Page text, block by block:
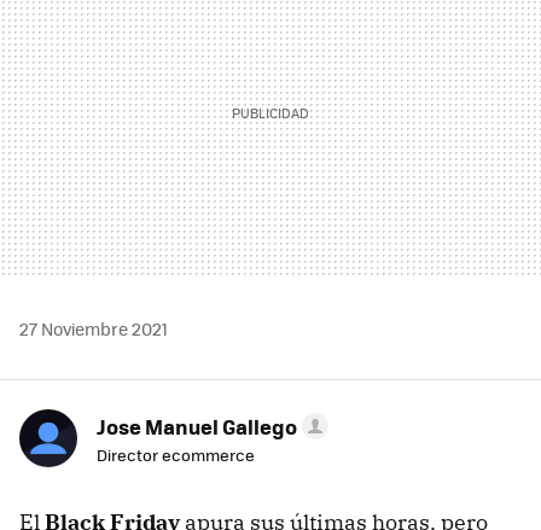
27 Noviembre 2021
Jose Manuel Gallego
Director ecommerce
ElBlack Fridayapura sus últimas horas, pero